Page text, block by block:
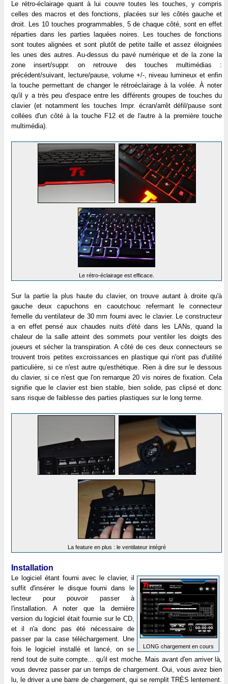
Le rétro-éclairage quant à lui couvre toutes les touches, y compris
celles des macros et des fonctions, placées sur les côtés gauche et
droit. Les 10 touches programmables, 5 de chaque côté, sont en effet
réparties dans les parties laquées noires. Les touches de fonctions
sont toutes alignées et sont plutôt de petite taille et assez éloignées
les unes des autres. Au-dessus du pavé numérique et de la zone la
zone insert/suppr. on retrouve des touches multimédias :
précédent/suivant, lecture/pause, volume +/-, niveau lumineux et enfin
la touche permettant de changer le rétroéclairage à la volée. À noter
qu'il y a très peu d'espace entre les différents groupes de touches du
clavier (et notamment les touches Impr. écran/arrêt défil/pause sont
collées d'un côté à la touche F12 et de l'autre à la première touche
multimédia).
Le rétro-éclairage est efficace.
Sur la partie la plus haute du clavier, on trouve autant à droite qu'à
gauche deux capuchons en caoutchouc refermant le connecteur
femelle du ventilateur de 30 mm fourni avec le clavier. Le constructeur
a en effet pensé aux chaudes nuits d'été dans les LANs, quand la
chaleur de la salle atteint des sommets pour ventiler les doigts des
joueurs et sécher la transpiration. A côté de ces deux connecteurs se
trouvent trois petites excroissances en plastique qui n'ont pas d'utilité
particulière, si ce n'est autre qu'esthétique. Rien à dire sur le dessous
du clavier, si ce n'est que l'on remarque 20 vis noires de fixation. Cela
signifie que le clavier est bien stable, bien solide, pas clipsé et donc
sans risque de faiblesse des parties plastiques sur le long terme.
La feature en plus : le ventilateur intégré
Installation
LONG chargement en cours
Le logiciel étant fourni avec le clavier, il
suffit d'insérer le disque fourni dans le
lecteur pour pouvoir passer à
l'installation. A noter que la dernière
version du logiciel était fournie sur le CD,
et il n'a donc pas été nécessaire de
passer par la case téléchargement. Une
fois le logiciel installé et lancé, on se
rend tout de suite compte... qu'il est moche. Mais avant d'en arriver là,
vous devrez passer par un temps de chargement. Oui, vous avez bien
lu, le driver a une barre de chargement, qui se remplit TRÈS lentement.